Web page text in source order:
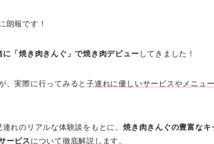
朗報です！
に「焼き肉きんぐ」で焼き肉デビュー してきました！
、実際に行ってみると子連れに優しいサービスやメニュ
れのリアルな体験談をもとに、 焼き肉きんぐの豊富なキ
ービスについて徹底解説します。